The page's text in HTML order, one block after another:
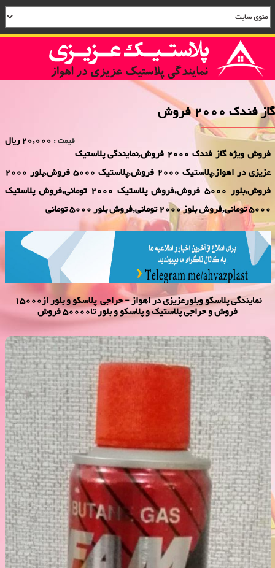
گاز فندک 2000 فروش
قیمت : 20,000 ریال
فروش ویژه گاز فندک 2000 فروش,نمایندگی پلاستیک
عزیزی در اهواز,پلاستیک 2000 فروش,پلاستیک 5000 فروش,بلور 2000
فروش,بلور 5000 فروش,فروش پلاستیک 2000 تومانی,فروش پلاستیک
5000 تومانی,فروش بلوز 2000 تومانی,فروش بلور 5000 تومانی
نمایندگی پلاسكو وبلورعزیزی در اهواز - حراجی پلاسکو و بلور از15000
فروش و حراجی پلاستیک و پلاسکو و بلور تا50000 فروش